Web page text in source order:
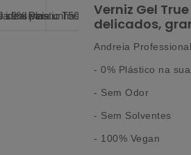
Verniz Gel
delicados,
Andreia
- 0% Plástico na
- Sem Odor
- Sem Solventes
- 100% Vegan